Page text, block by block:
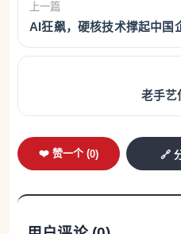
上一篇
AI狂飙，硬核技术撑起中国
老手艺
❤️ 赞一个 (0) 🔗